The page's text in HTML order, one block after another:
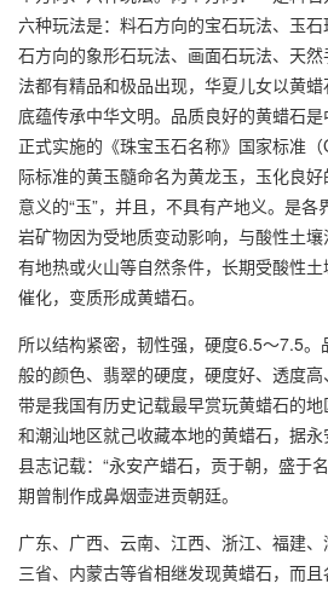
六种玩法是：料石方向的宝石玩法、玉
石方向的象形石玩法、画面石玩法、天
法都有精品和极品出现，华夏儿女以黄
底蕴传承中华文明。品质良好的黄蜡石
正式实施的《珠宝玉石名称》国家标准
际标准的黄玉髓命名为黄龙玉，玉化良
意义的“玉”，并且，不具有产地义。是
岩矿物因为受地质变动影响，与酸性土
有地热或火山等自然条件，长期受酸性
催化，变质形成黄蜡石。
所以结构紧密，韧性强，硬度6.5～7.5
般的颜色、翡翠的硬度，硬度好、透度
带是我国有历史记载最早赏玩黄蜡石的
和潮汕地区就己收藏本地的黄蜡石，据
县志记载：“永安产蜡石，贡于朝，盛于
期曾制作成鼻烟壶进贡朝廷。
广东、广西、云南、江西、浙江、福建
三省、内蒙古等省相继发现黄蜡石，而